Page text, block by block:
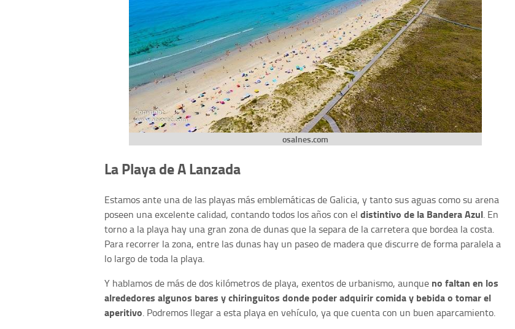
osalnes.com
La Playa de A Lanzada
Estamos ante una de las playas más emblemáticas de Galicia, y tanto sus aguas como su arena
poseen una excelente calidad, contando todos los años con el distintivo de la Bandera Azul. En
torno a la playa hay una gran zona de dunas que la separa de la carretera que bordea la costa.
Para recorrer la zona, entre las dunas hay un paseo de madera que discurre de forma paralela a
lo largo de toda la playa.
Y hablamos de más de dos kilómetros de playa, exentos de urbanismo, aunque no faltan en los
alrededores algunos bares y chiringuitos donde poder adquirir comida y bebida o tomar el
aperitivo. Podremos llegar a esta playa en vehículo, ya que cuenta con un buen aparcamiento.